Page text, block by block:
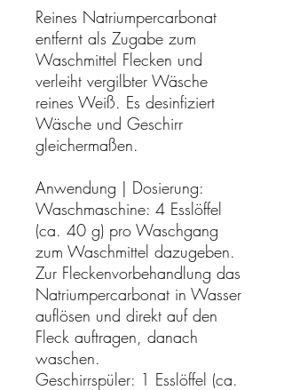
Reines Natriumpercarbonat
entfernt als Zugabe zum
Waschmittel Flecken und
verleiht vergilbter Wäsche
reines Weiß. Es desinfiziert
Wäsche und Geschirr
gleichermaßen.
Anwendung | Dosierung:
Waschmaschine: 4 Esslöffel
(ca. 40 g) pro Waschgang
zum Waschmittel dazugeben.
Zur Fleckenvorbehandlung das
Natriumpercarbonat in Wasser
auflösen und direkt auf den
Fleck auftragen, danach
waschen.
Geschirrspüler: 1 Esslöffel (ca.